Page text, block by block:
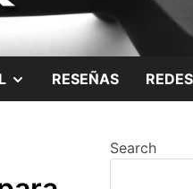
SHOWRESEÑAS
Search